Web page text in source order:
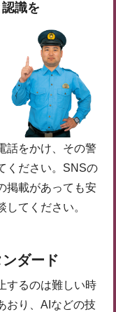
識を
話をかけ、その警
ください。SNSの
掲載があっても安
てください。
ダード
するのは難しい時
おり、AIなどの技